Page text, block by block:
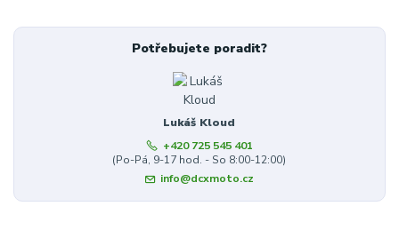
Potřebujete poradit?
Lukáš Kloud
+420 725 545 401
(Po-Pá, 9-17 hod. - So 8:00-12:00)
info@dcxmoto.cz